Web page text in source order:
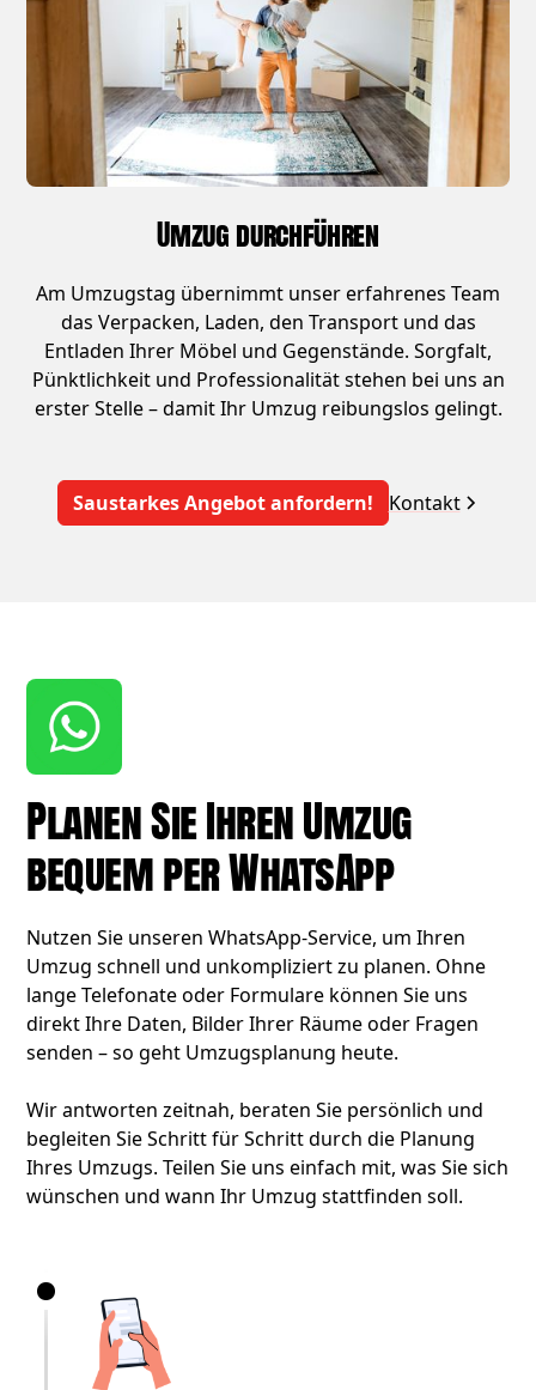
Umzug durchführen
Am Umzugstag übernimmt unser erfahrenes Team
das Verpacken, Laden, den Transport und das
Entladen Ihrer Möbel und Gegenstände. Sorgfalt,
Pünktlichkeit und Professionalität stehen bei uns an
erster Stelle – damit Ihr Umzug reibungslos gelingt.
Saustarkes Angebot anfordern! Kontakt
Planen Sie Ihren Umzug
bequem per WhatsApp
Nutzen Sie unseren WhatsApp-Service, um Ihren
Umzug schnell und unkompliziert zu planen. Ohne
lange Telefonate oder Formulare können Sie uns
direkt Ihre Daten, Bilder Ihrer Räume oder Fragen
senden – so geht Umzugsplanung heute.
Wir antworten zeitnah, beraten Sie persönlich und
begleiten Sie Schritt für Schritt durch die Planung
Ihres Umzugs. Teilen Sie uns einfach mit, was Sie sich
wünschen und wann Ihr Umzug stattfinden soll.